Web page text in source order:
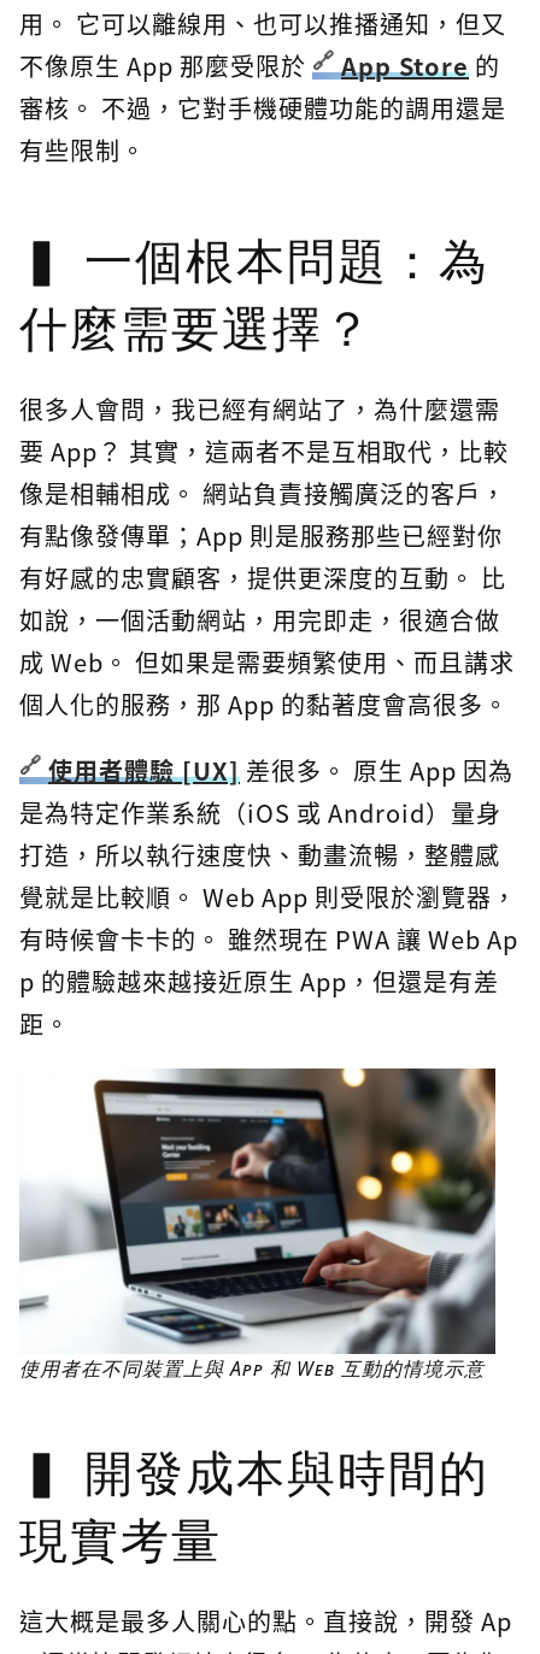
用。 它可以離線用、也可以推播通知，但又
不像原生 App 那麼受限於
App Store 的
審核。 不過，它對手機硬體功能的調用還是
有些限制。
一個根本問題：為
什麼需要選擇？
很多人會問，我已經有網站了，為什麼還需
要 App？ 其實，這兩者不是互相取代，比較
像是相輔相成。 網站負責接觸廣泛的客戶，
有點像發傳單；App 則是服務那些已經對你
有好感的忠實顧客，提供更深度的互動。 比
如說，一個活動網站，用完即走，很適合做
成 Web。 但如果是需要頻繁使用、而且講求
個人化的服務，那 App 的黏著度會高很多。
使用者體驗 [UX] 差很多。 原生 App 因為
是為特定作業系統（iOS 或 Android）量身
打造，所以執行速度快、動畫流暢，整體感
覺就是比較順。 Web App 則受限於瀏覽器，
有時候會卡卡的。 雖然現在 PWA 讓 Web Ap
p 的體驗越來越接近原生 App，但還是有差
距。
使用者在不同裝置上與 App 和 Web 互動的情境示意
開發成本與時間的
現實考量
這大概是最多人關心的點。直接說，開發 Ap